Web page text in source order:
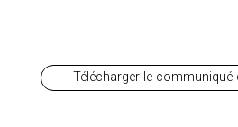
Télécharger le communiqué